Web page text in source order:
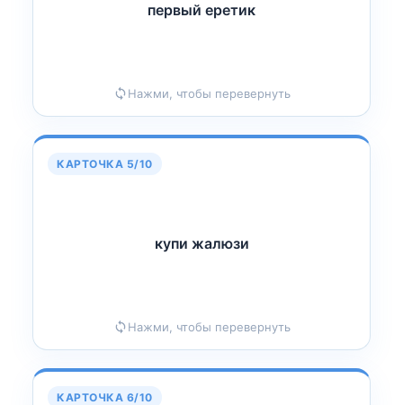
первый еретик
Нажми, чтобы перевернуть
первый ерет
И
к
КАРТОЧКА 5/10
купи жалюзи
Нажми, чтобы перевернуть
купи жалюз
И
КАРТОЧКА 6/10